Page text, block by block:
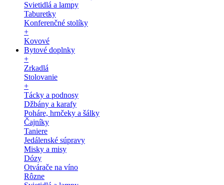
Svietidlá a lampy
Taburetky
Konferenčné stolíky
+
Kovové
Bytové doplnky
+
Zrkadlá
Stolovanie
+
Tácky a podnosy
Džbány a karafy
Poháre, hrnčeky a šálky
Čajníky
Taniere
Jedálenské súpravy
Misky a misy
Dózy
Otvárače na víno
Rôzne